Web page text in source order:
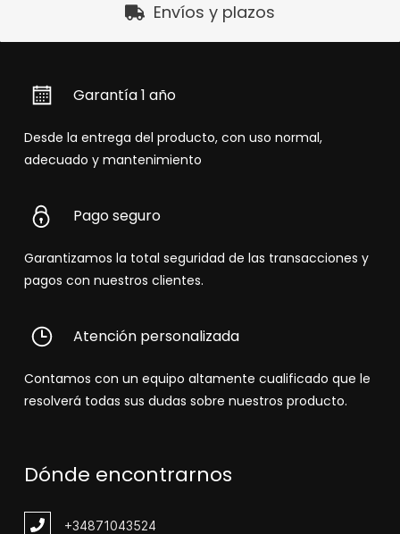
Envíos y plazos
Garantía 1 año
Desde la entrega del producto, con uso normal,
adecuado y mantenimiento
Pago seguro
Garantizamos la total seguridad de las transacciones y
pagos con nuestros clientes.
Atención personalizada
Contamos con un equipo altamente cualificado que le
resolverá todas sus dudas sobre nuestros producto.
Dónde encontrarnos
+34871043524